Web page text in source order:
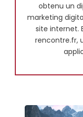
obtenu un
marketing
site internet.
rencontre.fr,